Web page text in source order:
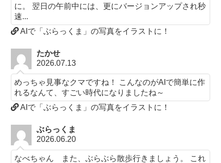
に。 翌日の午前中には、更にバージョンアップされ秒
速...
AIで「ぶらっくま」の写真をイラストに！
たかせ
2026.07.13
めっちゃ見事なクマですね！ こんなのがAIで簡単に作
れるなんて、すごい時代になりましたね～
AIで「ぶらっくま」の写真をイラストに！
ぶらっくま
2026.06.20
なべちゃん また、ぶらぶら散歩行きましょう。 これ